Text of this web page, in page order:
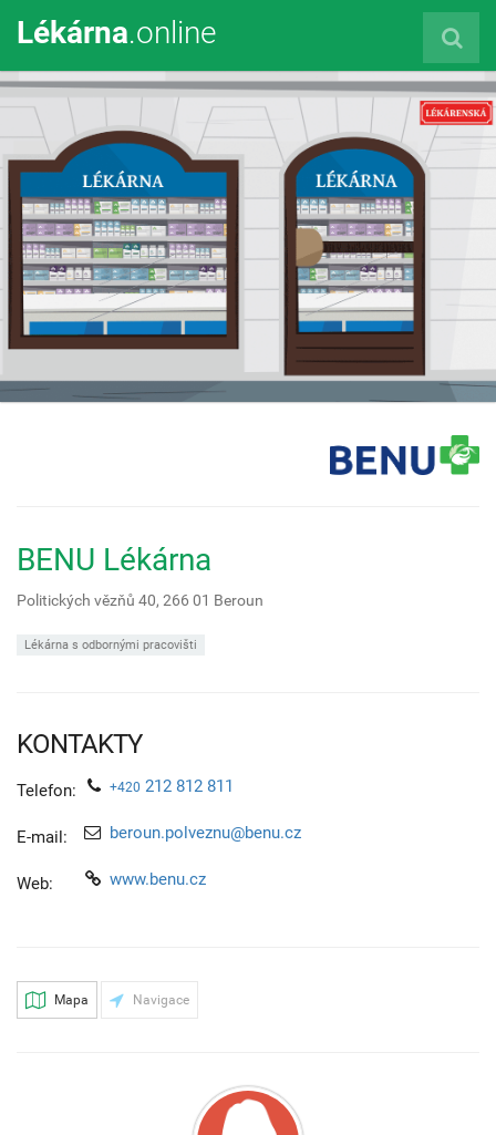
Lékárna.online
BENU Lékárna
Politických vězňů 40, 266 01 Beroun
Lékárna s odbornými pracovišti
KONTAKTY
Telefon: +420 212 812 811
E-mail: beroun.polveznu@benu.cz
Web: www.benu.cz
Mapa Navigace